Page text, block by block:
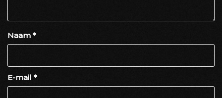
Naam *
E-mail *